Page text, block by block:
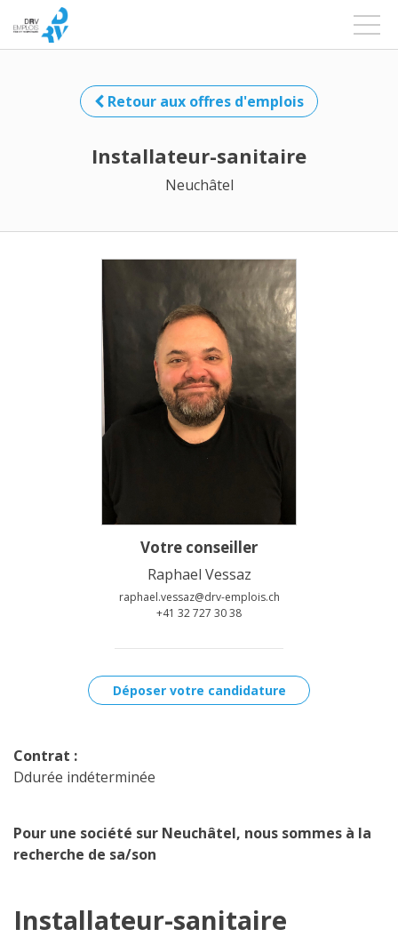
Installateur-sanitaire
Neuchâtel
Retour aux offres d'emplois
Votre conseiller
Raphael Vessaz
raphael.vessaz@drv-emplois.ch
+41 32 727 30 38
Déposer votre candidature
Contrat :
Ddurée indéterminée
Pour une société sur Neuchâtel, nous sommes à la
recherche de sa/son
Installateur-sanitaire